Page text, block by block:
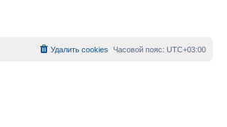
Часовой пояс: UTC+03:00
Удалить cookies